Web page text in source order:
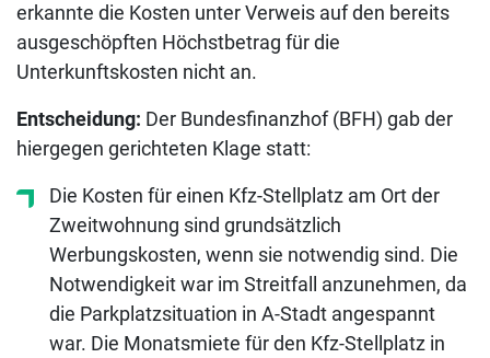
erkannte die Kosten unter Verweis auf den bereits
ausgeschöpften Höchstbetrag für die
Unterkunftskosten nicht an.
Entscheidung: Der Bundesfinanzhof (BFH) gab der
hiergegen gerichteten Klage statt:
Die Kosten für einen Kfz-Stellplatz am Ort der
Zweitwohnung sind grundsätzlich
Werbungskosten, wenn sie notwendig sind. Die
Notwendigkeit war im Streitfall anzunehmen, da
die Parkplatzsituation in A-Stadt angespannt
war. Die Monatsmiete für den Kfz-Stellplatz in